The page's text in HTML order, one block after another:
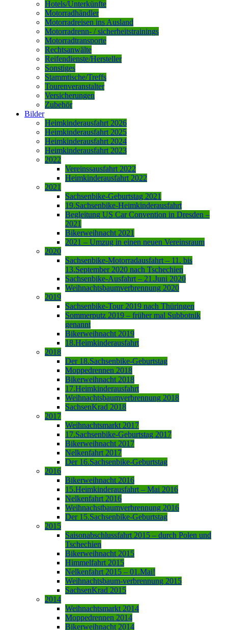
Hotels/Unterkünfte
Motorradhändler
Motorradreisen ins Ausland
Motorradrenn- / sicherheitstrainings
Motorradtransporte
Rechtsanwälte
Reifendienste/Hersteller
Sonstiges
Stammtische/Treffs
Tourenveranstalter
Versicherungen
Zubehör
Bilder
Heimkinderausfahrt 2026
Heimkinderausfahrt 2025
Heimkinderausfahrt 2024
Heimkinderausfahrt 2023
2022
Vereinssausfahrt 2022
Heimkinderausfahrt 2022
2021
Sachsenbike-Geburtstag 2021
19.Sachsenbike-Heimkinderausfahrt
Begleitung US Car Convention in Dresden –
2021
Bikerweihnacht 2021
2021 – Umzug in einen neuen Vereinsraum
2020
Sachsenbike-Motorradausfahrt – 11. bis
13.September 2020 nach Tschechien
Sachsenbike-Ausfahrt – 21.Juni 2020
Weihnachtsbaumverbrennung 2020
2019
Sachsenbike-Tour 2019 nach Thüringen
Sommerputz 2019 – früher mal Subbotnik
genannt
Bikerweihnacht 2019
18.Heimkinderausfahrt
2018
Der 18.Sachsenbike-Geburtstag
Moppedrennen 2018
Bikerweihnacht 2018
17.Heimkinderausfahrt
Weihnachtsbaumverbrennung 2018
SachsenKrad 2018
2017
Weihnachtsmarkt 2017
17.Sachsenbike-Geburtstag 2017
Bikerweihnacht 2017
Nelkenfahrt 2017
Der 16.Sachsenbike-Geburtstag
2016
Bikerweihnacht 2016
15.Heimkinderausfahrt – Mai 2016
Nelkenfahrt 2016
Weihnachstbaumverbrennung 2016
Der 15.Sachsenbike-Geburtstag
2015
Saisonabschlussfahrt 2015 – durch Polen und
Tschechien
Bikerweihnacht 2015
Himmelfahrt 2015
Nelkenfahrt 2015 – 01.Mai!
Weihnachtsbaum-verbrennung 2015
SachsenKrad 2015
2014
Weihnachtsmarkt 2014
Moppedrennen 2014
Bikerweihnacht 2014